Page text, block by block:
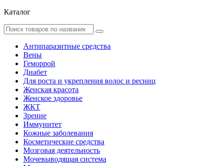
Каталог
Антипаразитные средства
Вены
Геморрой
Диабет
Для роста и укрепления волос и ресниц
Женская красота
Женское здоровье
ЖКТ
Зрение
Иммунитет
Кожные заболевания
Косметические средства
Мозговая деятельность
Мочевыводящая система